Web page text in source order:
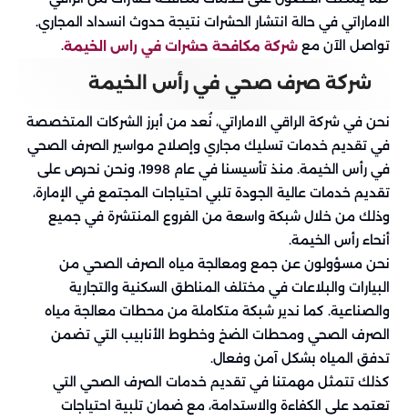
الاماراتي في حالة انتشار الحشرات نتيجة حدوث انسداد المجاري.
تواصل الآن مع شركة مكافحة حشرات في راس الخيمة.
شركة صرف صحي في رأس الخيمة
نحن في شركة الراقي الاماراتي، نُعد من أبرز الشركات المتخصصة
في تقديم خدمات تسليك مجاري وإصلاح مواسير الصرف الصحي
في رأس الخيمة. منذ تأسيسنا في عام 1998، ونحن نحرص على
تقديم خدمات عالية الجودة تلبي احتياجات المجتمع في الإمارة،
وذلك من خلال شبكة واسعة من الفروع المنتشرة في جميع
أنحاء رأس الخيمة.
نحن مسؤولون عن جمع ومعالجة مياه الصرف الصحي من
البيارات والبلاعات في مختلف المناطق السكنية والتجارية
والصناعية. كما ندير شبكة متكاملة من محطات معالجة مياه
الصرف الصحي ومحطات الضخ وخطوط الأنابيب التي تضمن
تدفق المياه بشكل آمن وفعال.
كذلك تتمثل مهمتنا في تقديم خدمات الصرف الصحي التي
تعتمد على الكفاءة والاستدامة، مع ضمان تلبية احتياجات